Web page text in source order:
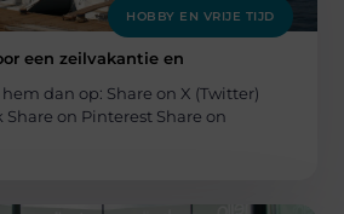
HOBBY EN VRIJE TIJD
een zeilvakantie en
dan op: Share on X (Twitter)
Share on Pinterest Share on